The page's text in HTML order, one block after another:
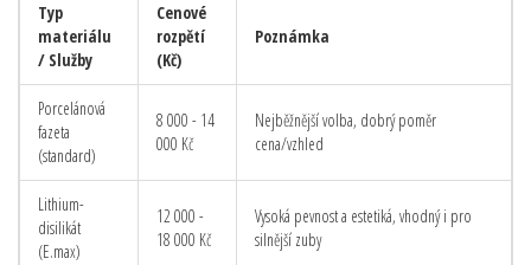
Typ
materiálu
/ Služby
Cenové
rozpětí
(Kč)
Poznámka
Porcelánová
fazeta
(standard)
8 000 - 14
000 Kč
Nejběžnější volba, dobrý poměr
cena/vzhled
Lithium-
disilikát
(E.max)
12 000 -
18 000 Kč
Vysoká pevnost a estetiká, vhodný i pro
silnější zuby